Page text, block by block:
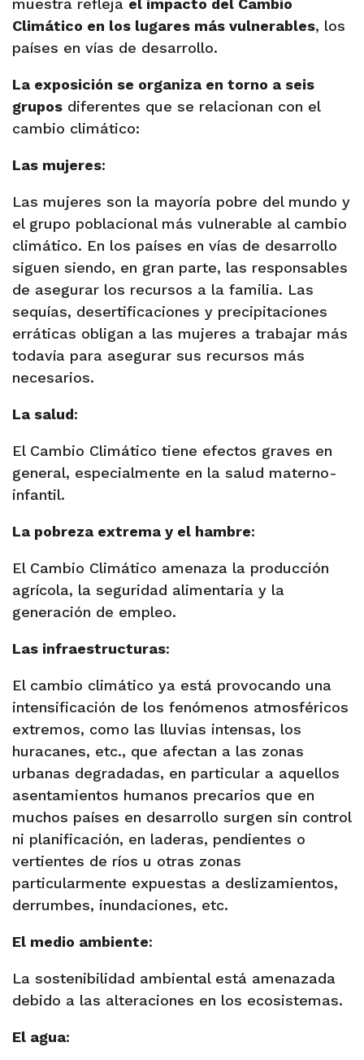
Climático en los lugares más vulnerables, los
países en vías de desarrollo.
La exposición se organiza en torno a seis
grupos diferentes que se relacionan con el
cambio climático:
Las mujeres:
Las mujeres son la mayoría pobre del mundo y
el grupo poblacional más vulnerable al cambio
climático. En los países en vías de desarrollo
siguen siendo, en gran parte, las responsables
de asegurar los recursos a la familia. Las
sequías, desertificaciones y precipitaciones
erráticas obligan a las mujeres a trabajar más
todavía para asegurar sus recursos más
necesarios.
La salud:
El Cambio Climático tiene efectos graves en
general, especialmente en la salud materno-
infantil.
La pobreza extrema y el hambre:
El Cambio Climático amenaza la producción
agrícola, la seguridad alimentaria y la
generación de empleo.
Las infraestructuras:
El cambio climático ya está provocando una
intensificación de los fenómenos atmosféricos
extremos, como las lluvias intensas, los
huracanes, etc., que afectan a las zonas
urbanas degradadas, en particular a aquellos
asentamientos humanos precarios que en
muchos países en desarrollo surgen sin control
ni planificación, en laderas, pendientes o
vertientes de ríos u otras zonas
particularmente expuestas a deslizamientos,
derrumbes, inundaciones, etc.
El medio ambiente:
La sostenibilidad ambiental está amenazada
debido a las alteraciones en los ecosistemas.
El agua: